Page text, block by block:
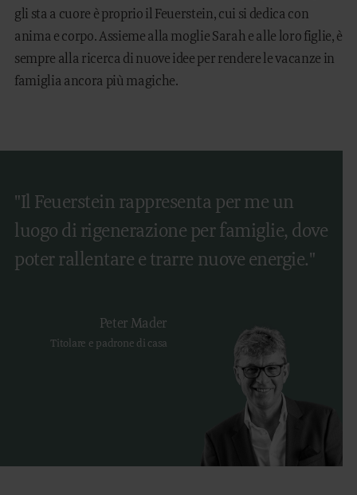
gli sta a cuore è proprio il Feuerstein, cui si dedica con
anima e corpo. Assieme alla moglie Sarah e alle loro figlie, è
sempre alla ricerca di nuove idee per rendere le vacanze in
famiglia ancora più magiche.
"Il Feuerstein rappresenta per me un
luogo di rigenerazione per famiglie, dove
poter rallentare e trarre nuove energie."
Peter Mader
Titolare e padrone di casa